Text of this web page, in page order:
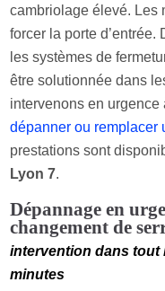
cambriolage élevé. Les
forcer la porte
les systèmes de
être solutionnée dans
intervenons en
dépanner ou remplacer
prestations sont
Lyon 7.
Dépannage en
changement de
intervention dans tout
minutes